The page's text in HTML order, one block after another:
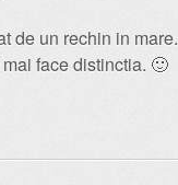
de un rechin in mare.
face distinctia. 🙂